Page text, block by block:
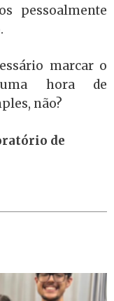
pessoalmente
marcar o
hora de
não?
de